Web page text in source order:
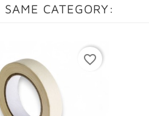
CATEGORY:
favorite_border